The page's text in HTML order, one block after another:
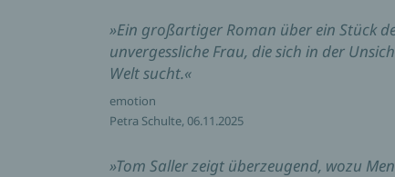
»Ein großartiger Roman über ein Stück
unvergessliche Frau, die sich in der
Welt sucht.«
emotion
Petra Schulte, 06.11.2025
»Tom Saller zeigt überzeugend, wozu